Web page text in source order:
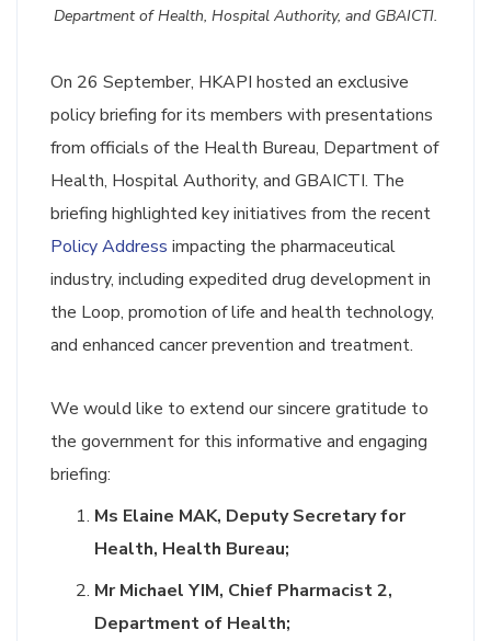
Department of Health, Hospital Authority, and GBAICTI.
On 26 September, HKAPI hosted an exclusive
policy briefing for its members with presentations
from officials of the Health Bureau, Department of
Health, Hospital Authority, and GBAICTI. The
briefing highlighted key initiatives from the recent
Policy Address impacting the pharmaceutical
industry, including expedited drug development in
the Loop, promotion of life and health technology,
and enhanced cancer prevention and treatment.
We would like to extend our sincere gratitude to
the government for this informative and engaging
briefing:
Ms Elaine MAK, Deputy Secretary for
Health, Health Bureau;
Mr Michael YIM, Chief Pharmacist 2,
Department of Health;